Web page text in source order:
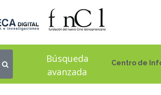
Centro de
Búsqueda
avanzada